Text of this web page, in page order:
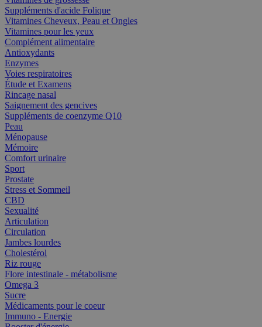
Suppléments d'acide Folique
Vitamines Cheveux, Peau et Ongles
Vitamines pour les yeux
Complément alimentaire
Antioxydants
Enzymes
Voies respiratoires
Étude et Examens
Rincage nasal
Saignement des gencives
Suppléments de coenzyme Q10
Peau
Ménopause
Mémoire
Comfort urinaire
Sport
Prostate
Stress et Sommeil
CBD
Sexualité
Articulation
Circulation
Jambes lourdes
Cholestérol
Riz rouge
Flore intestinale - métabolisme
Omega 3
Sucre
Médicaments pour le coeur
Immuno - Energie